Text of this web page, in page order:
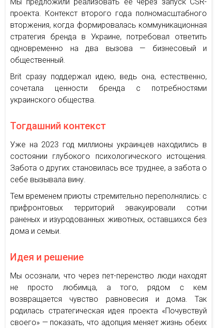
Мы предложили реализовать ее через запуск CSR-
проекта. Контекст второго года полномасштабного
вторжения, когда формировалась коммуникационная
стратегия бренда в Украине, потребовал ответить
одновременно на два вызова — бизнесовый и
общественный.
Brit сразу поддержал идею, ведь она, естественно,
сочетала ценности бренда с потребностями
украинского общества.
Тогдашний контекст
Уже на 2023 год миллионы украинцев находились в
состоянии глубокого психологического истощения.
Забота о других становилась все труднее, а забота о
себе вызывала вину.
Тем временем приюты стремительно переполнялись: с
прифронтовых территорий эвакуировали сотни
раненых и изуродованных животных, оставшихся без
дома и семьи.
Идея и решение
Мы осознали, что через пет-перенство люди находят
не просто любимца, а того, рядом с кем
возвращается чувство равновесия и дома. Так
родилась стратегическая идея проекта «Почувствуй
своего» — показать, что адопция меняет жизнь обеих